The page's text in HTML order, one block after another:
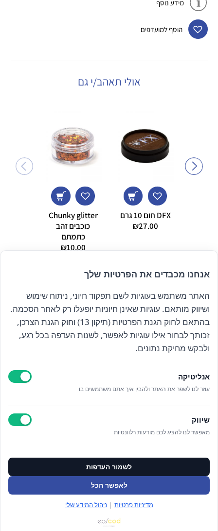
מידע נוסף
הוסף למועדפים
אולי תאהב/י גם
DFX חום 10 גרם
₪27.00
Chunky glitter
כוכבים זהב
כתמתם
₪10.00
הרשם לניוזלטר שלנו
קראתי ואני מאשר/ת את
כל הזכויות שמורות אנה ויסטריך
ניהול מידע אישי
ניהול עוגיות
תקנון האתר
צור קשר
אנחנו מכבדים את הפרטיות שלך
האתר משתמש בעוגיות לשם תפקוד חיוני, ניתוח שימוש
ושיווק מותאם. עוגיות שאינן חיוניות יופעלו רק לאחר הסכמה.
בהתאם לחוק הגנת הפרטיות (תיקון 13) וחוק הגנת הצרכן,
זכותך לבחור אילו עוגיות לאפשר, לשנות העדפה בכל רגע,
ולבקש מחיקת נתונים.
אנליטיקה
עוזר לנו לשפר את האתר ולהבין איך אתם משתמשים בו
שיווק
מאפשר לנו להציג לכם מודעות רלוונטיות
לשמור העדפות
לאפשר הכל
מדיניות פרטיות | ניהול המידע שלי